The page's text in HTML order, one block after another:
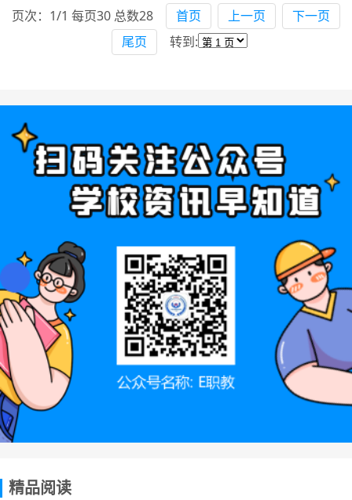
页次：1/1 每页30 总数28 首页 上一页
下一页
尾页
转到:
精品阅读